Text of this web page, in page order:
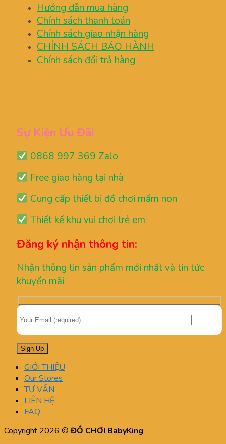
Hướng dẫn mua hàng
Chính sách thanh toán
Chính sách giao nhận hàng
CHÍNH SÁCH BẢO HÀNH
Chính sách đổi trả hàng
Sự Kiện Ưu Đãi
0868 997 369 Zalo
Free giao hàng tại nhà
Cung cấp thiết bị đồ chơi mầm non
Thiết kế khu vui chơi trẻ em
Đăng ký nhận thông tin:
Nhận thông tin sản phẩm mới nhất và tin tức
khuyến mãi
GIỚI THIỆU
Our Stores
TƯ VẤN
LIÊN HỆ
FAQ
Copyright 2026 ©ĐỒ CHƠI BabyKing